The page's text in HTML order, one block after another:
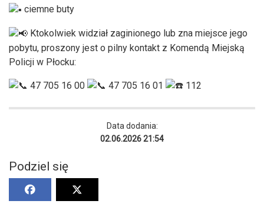
ciemne buty
Ktokolwiek widział zaginionego lub zna miejsce jego
pobytu, proszony jest o pilny kontakt z Komendą Miejską
Policji w Płocku:
47 705 16 00 47 705 16 01 112
Data dodania:
02.06.2026 21:54
Podziel się